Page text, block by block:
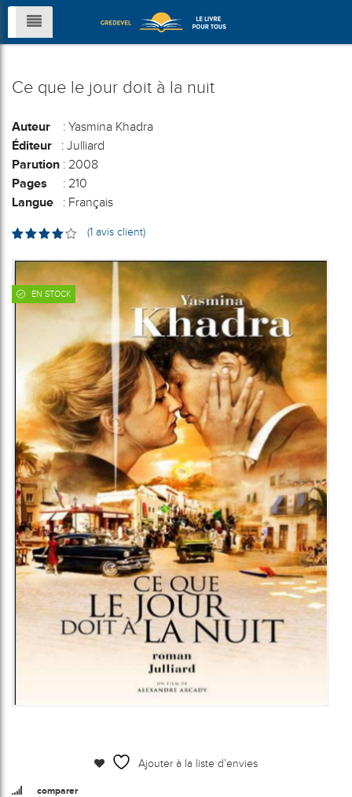
Ce que le jour doit à la nuit
Auteur : Yasmina Khadra
Éditeur : Julliard
Parution : 2008
Pages : 210
Langue : Français
4.00
sur 5
basé
sur
notation
client
(1 avis client)
EN STOCK
Ajouter à la liste d’envies
comparer